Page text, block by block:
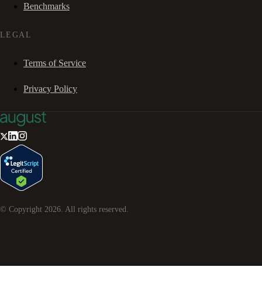
Benchmarks
LEGAL
Terms of Service
Privacy Policy
© Copyright 2026 . All rights reserved.